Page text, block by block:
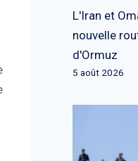
L'Iran et
nouvelle
d'Ormuz
5 août 2026